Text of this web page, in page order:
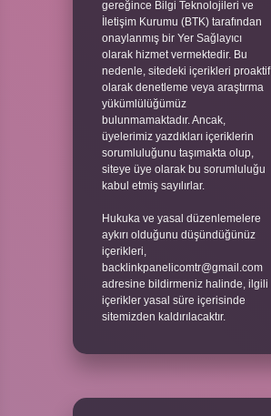
gereğince Bilgi Teknolojileri ve
İletişim Kurumu (BTK) tarafından
onaylanmış bir Yer Sağlayıcı
olarak hizmet vermektedir. Bu
nedenle, sitedeki içerikleri proaktif
olarak denetleme veya araştırma
yükümlülüğümüz
bulunmamaktadır. Ancak,
üyelerimiz yazdıkları içeriklerin
sorumluluğunu taşımakta olup,
siteye üye olarak bu sorumluluğu
kabul etmiş sayılırlar.
Hukuka ve yasal düzenlemelere
aykırı olduğunu düşündüğünüz
içerikleri,
backlinkpanelicomtr@gmail.com
adresine bildirmeniz halinde, ilgili
içerikler yasal süre içerisinde
sitemizden kaldırılacaktır.